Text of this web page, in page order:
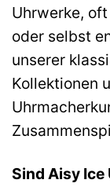
Uhrwerke,
oder selbst
unserer
Kollektionen
Sind Aisy